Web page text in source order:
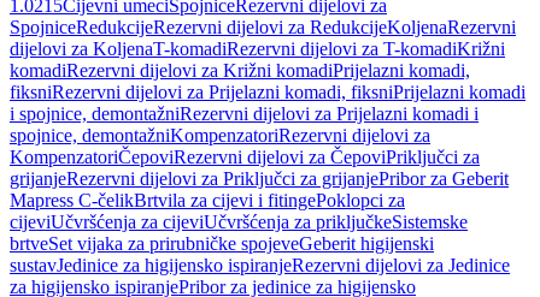
1.0215Cijevni umeciSpojniceRezervni dijelovi za
SpojniceRedukcijeRezervni dijelovi za RedukcijeKoljenaRezervni
dijelovi za KoljenaT-komadiRezervni dijelovi za T-komadiKrižni
komadiRezervni dijelovi za Križni komadiPrijelazni komadi,
fiksniRezervni dijelovi za Prijelazni komadi, fiksniPrijelazni komadi
i spojnice, demontažniRezervni dijelovi za Prijelazni komadi i
spojnice, demontažniKompenzatoriRezervni dijelovi za
KompenzatoriČepoviRezervni dijelovi za ČepoviPriključci za
grijanjeRezervni dijelovi za Priključci za grijanjePribor za Geberit
Mapress C-čelikBrtvila za cijevi i fitingePoklopci za
cijeviUčvršćenja za cijeviUčvršćenja za priključkeSistemske
brtveSet vijaka za prirubničke spojeveGeberit higijenski
sustavJedinice za higijensko ispiranjeRezervni dijelovi za Jedinice
za higijensko ispiranjePribor za jedinice za higijensko